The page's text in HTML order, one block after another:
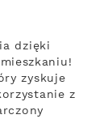
dzięki
zyskuje
z